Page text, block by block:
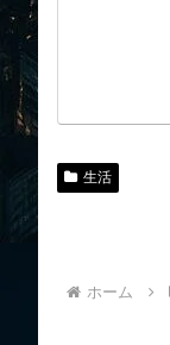
生活
ホーム